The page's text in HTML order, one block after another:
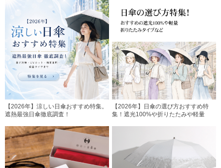
【2026年】涼しい日傘おすすめ特集。
遮熱最強日傘徹底調査！
【2026年】日傘の選び方おすすめ特
集！遮光100%や折りたたみや軽量